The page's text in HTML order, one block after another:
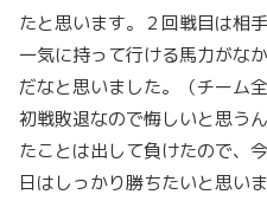
たと思います。２回戦目は相
一気に持って行ける馬力がな
だなと思いました。（チーム
初戦敗退なので悔しいと思う
たことは出して負けたので、
日はしっかり勝ちたいと思い